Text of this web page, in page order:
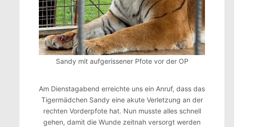
Sandy mit aufgerissener Pfote vor der OP
Am Dienstagabend erreichte uns ein Anruf, dass das
Tigermädchen Sandy eine akute Verletzung an der
rechten Vorderpfote hat. Nun musste alles schnell
gehen, damit die Wunde zeitnah versorgt werden